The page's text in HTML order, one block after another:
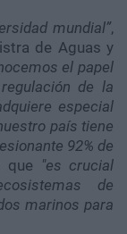
mundial”,
de Aguas y
el papel
de la
especial
país tiene
92% de
que "es crucial
de
marinos para